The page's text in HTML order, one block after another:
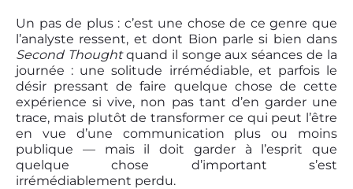
Un pas de plus : c’est une chose de ce genre que
l’analyste ressent, et dont Bion parle si bien dans
Second Thoughtquand il songe aux séances de la
journée : une solitude irrémédiable, et parfois le
désir pressant de faire quelque chose de cette
expérience si vive, non pas tant d’en garder une
trace, mais plutôt de transformer ce qui peut l’être
en vue d’une communication plus ou moins
publique — mais il doit garder à l’esprit que
quelque chose d’important s’est
irrémédiablement perdu.